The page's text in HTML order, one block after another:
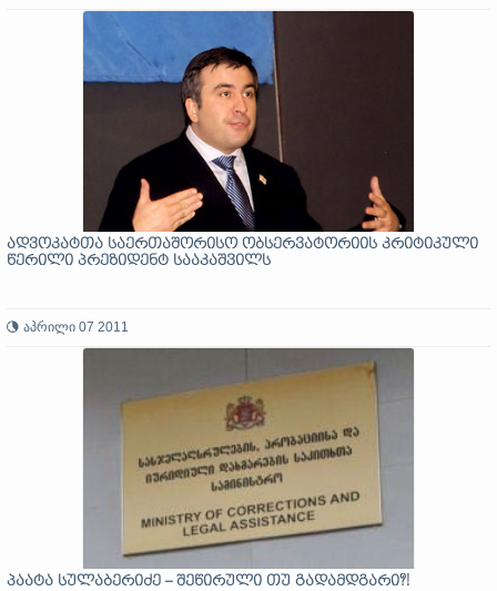
ადვოკატთა საერთაშორისო ობსერვატორიის კრიტიკული
წერილი პრეზიდენტ სააკაშვილს
აპრილი 07 2011
პაატა სულაბერიძე – შეწირული თუ გადამდგარი?!